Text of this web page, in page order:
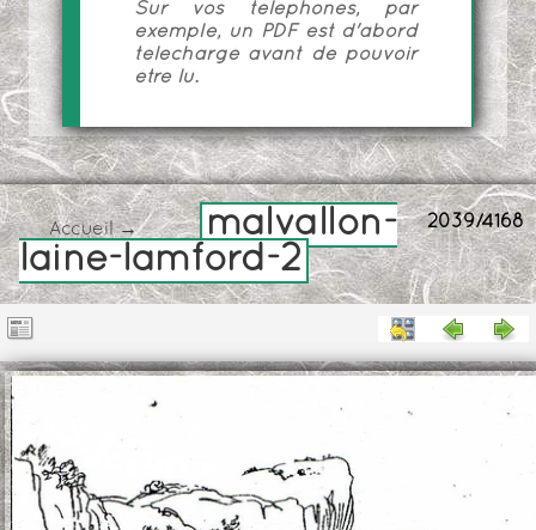
Sur vos téléphones, par
exemple, un PDF est d'abord
téléchargé avant de pouvoir
être lu.
2039/4168
Accueil→
malvallon-
laine-lamford-2